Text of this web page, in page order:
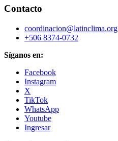
Contacto
coordinacion@latinclima.org
+506 8374-0732
Síganos en:
Facebook
Instagram
X
TikTok
WhatsApp
Youtube
Ingresar